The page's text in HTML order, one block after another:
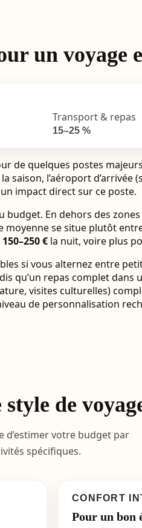
un
Transport & repas
15–25 %
de quelques postes
saison, l’aéroport d’arrivée
impact direct sur ce poste.
En dehors des
moyenne se situe plutôt
150–250 € la nuit, voire plus
si vous alternez entre
qu’un repas complet
visites culturelles)
de personnalisation
de
d’estimer votre budget par
spécifiques.
CONFORT
Pour un bon